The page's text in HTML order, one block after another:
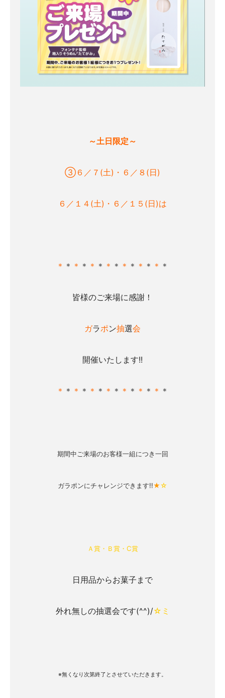
～土日限定～
③６／７(土)・６／８(日)
６／１４(土)・６／１５(日)は
＊ ＊ ＊ ＊ ＊ ＊ ＊ ＊ ＊ ＊ ＊ ＊ ＊ ＊
皆様のご来場に感謝！
ガラポン抽選会
開催いたします!!
＊ ＊ ＊ ＊ ＊ ＊ ＊ ＊ ＊ ＊ ＊ ＊ ＊ ＊
期間中ご来場のお客様一組につき一回
ガラポンにチャレンジできます!!★☆
Ａ賞・Ｂ賞・C賞
日用品からお菓子まで
外れ無しの抽選会です(^^)/☆ミ
※無くなり次第終了とさせていただきます。